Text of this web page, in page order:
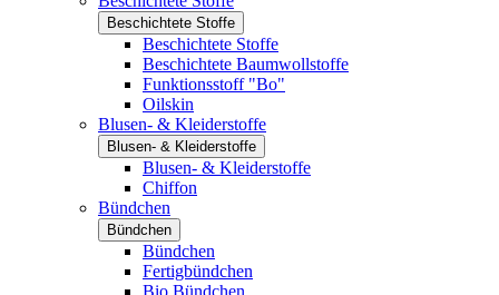
Beschichtete Stoffe
Beschichtete Stoffe
Beschichtete Baumwollstoffe
Funktionsstoff "Bo"
Oilskin
Blusen- & Kleiderstoffe
Blusen- & Kleiderstoffe
Blusen- & Kleiderstoffe
Chiffon
Bündchen
Bündchen
Bündchen
Fertigbündchen
Bio Bündchen